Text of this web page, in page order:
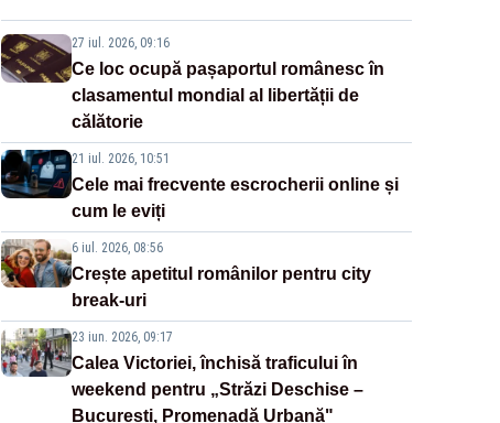
27 iul. 2026, 09:16
Ce loc ocupă pașaportul românesc în
clasamentul mondial al libertății de
călătorie
21 iul. 2026, 10:51
Cele mai frecvente escrocherii online și
cum le eviți
6 iul. 2026, 08:56
Crește apetitul românilor pentru city
break-uri
23 iun. 2026, 09:17
Calea Victoriei, închisă traficului în
weekend pentru „Străzi Deschise –
București, Promenadă Urbană"